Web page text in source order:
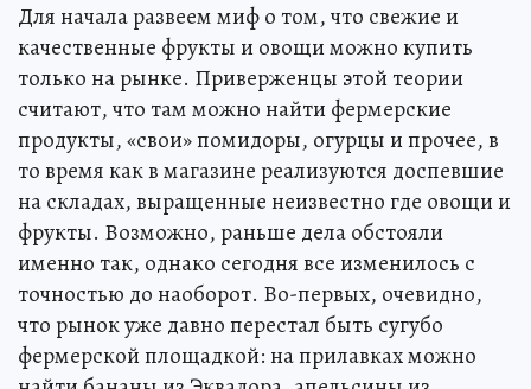
Для начала развеем миф о том, что свежие и
качественные фрукты и овощи можно купить
только на рынке. Приверженцы этой теории
считают, что там можно найти фермерские
продукты, «свои» помидоры, огурцы и прочее, в
то время как в магазине реализуются доспевшие
на складах, выращенные неизвестно где овощи и
фрукты. Возможно, раньше дела обстояли
именно так, однако сегодня все изменилось с
точностью до наоборот. Во-первых, очевидно,
что рынок уже давно перестал быть сугубо
фермерской площадкой: на прилавках можно